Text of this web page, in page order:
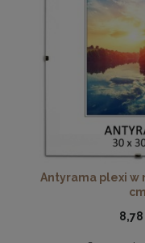
Ramka
Antyrama plexi w
cm
8,78